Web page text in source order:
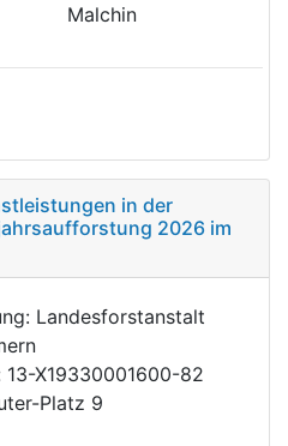
Malchin
in der
2026 im
Landesforstanstalt
13-X19330001600-82
Platz 9